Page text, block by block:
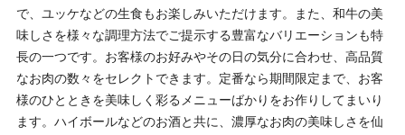
で、ユッケなどの生食もお楽しみいただけます。また、和牛の美
味しさを様々な調理方法でご提示する豊富なバリエーションも特
長の一つです。お客様のお好みやその日の気分に合わせ、高品質
なお肉の数々をセレクトできます。定番なら期間限定まで、お客
様のひとときを美味しく彩るメニューばかりをお作りしてまいり
ます。ハイボールなどのお酒と共に、濃厚なお肉の美味しさを仙